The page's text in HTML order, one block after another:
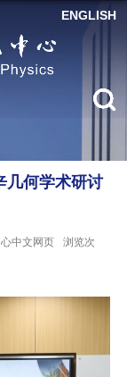
ENGLISH
几何学术研讨
中文网页
浏览次